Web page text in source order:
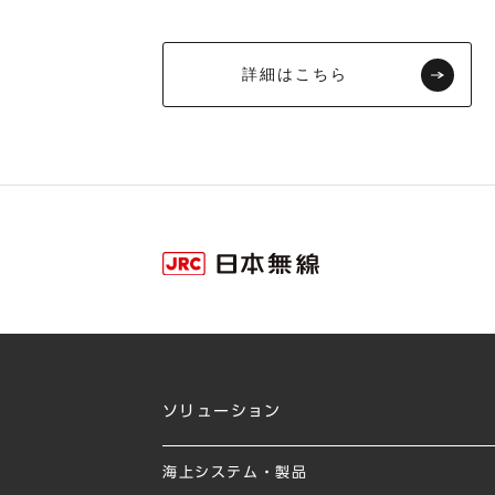
詳細はこちら
ソリューション
海上システム・製品